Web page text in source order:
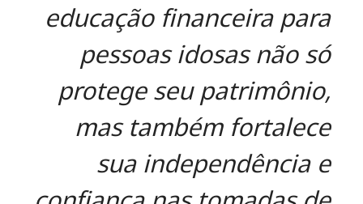
educação financeira para
pessoas idosas não só
protege seu patrimônio,
mas também fortalece
sua independência e